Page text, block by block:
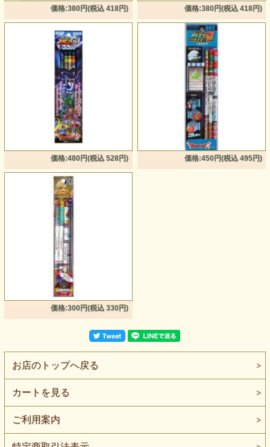
価格:380円(税込 418円) 価格:380円(税込 418円)
価格:480円(税込 528円) 価格:450円(税込 495円)
価格:300円(税込 330円)
お店のトップへ戻る
カートを見る
ご利用案内